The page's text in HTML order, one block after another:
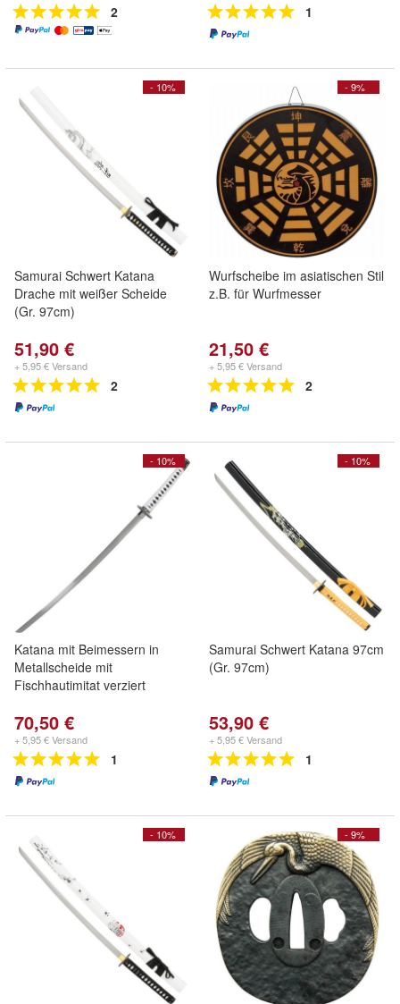
2 1
- 10%
Samurai Schwert Katana
Drache mit weißer Scheide
(Gr. 97cm)
51,90 €
+ 5,95 € Versand
2
- 9%
Wurfscheibe im asiatischen Stil
z.B. für Wurfmesser
21,50 €
+ 5,95 € Versand
2
- 10%
Katana mit Beimessern in
Metallscheide mit
Fischhautimitat verziert
70,50 €
+ 5,95 € Versand
1
- 10%
Samurai Schwert Katana 97cm
(Gr. 97cm)
53,90 €
+ 5,95 € Versand
1
- 10% - 9%